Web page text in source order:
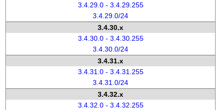
3.4.29.0 - 3.4.29.255
3.4.29.0/24
3.4.30.x
3.4.30.0 - 3.4.30.255
3.4.30.0/24
3.4.31.x
3.4.31.0 - 3.4.31.255
3.4.31.0/24
3.4.32.x
3.4.32.0 - 3.4.32.255